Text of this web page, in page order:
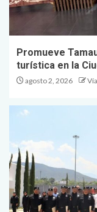
Promueve
turística en la
agosto 2, 2026